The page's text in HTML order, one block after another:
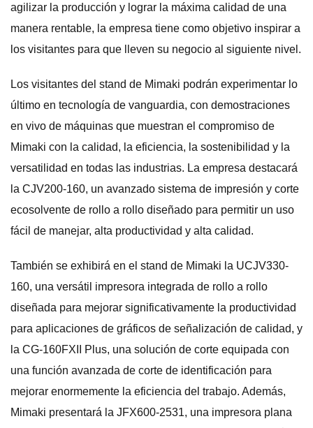
agilizar la producción y lograr la máxima calidad de una
manera rentable, la empresa tiene como objetivo inspirar a
los visitantes para que lleven su negocio al siguiente nivel.
Los visitantes del stand de Mimaki podrán experimentar lo
último en tecnología de vanguardia, con demostraciones
en vivo de máquinas que muestran el compromiso de
Mimaki con la calidad, la eficiencia, la sostenibilidad y la
versatilidad en todas las industrias. La empresa destacará
la CJV200-160, un avanzado sistema de impresión y corte
ecosolvente de rollo a rollo diseñado para permitir un uso
fácil de manejar, alta productividad y alta calidad.
También se exhibirá en el stand de Mimaki la UCJV330-
160, una versátil impresora integrada de rollo a rollo
diseñada para mejorar significativamente la productividad
para aplicaciones de gráficos de señalización de calidad, y
la CG-160FXII Plus, una solución de corte equipada con
una función avanzada de corte de identificación para
mejorar enormemente la eficiencia del trabajo. Además,
Mimaki presentará la JFX600-2531, una impresora plana